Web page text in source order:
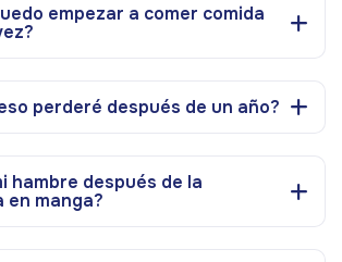
empezar a comer comida
perderé después de un año?
hambre después de la
manga?